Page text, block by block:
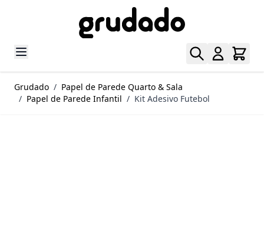
Grudado / Papel de Parede Quarto & Sala
/ Papel de Parede Infantil / Kit Adesivo Futebol